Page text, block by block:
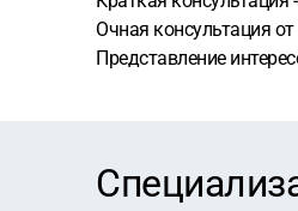
Очная консультация
Представление